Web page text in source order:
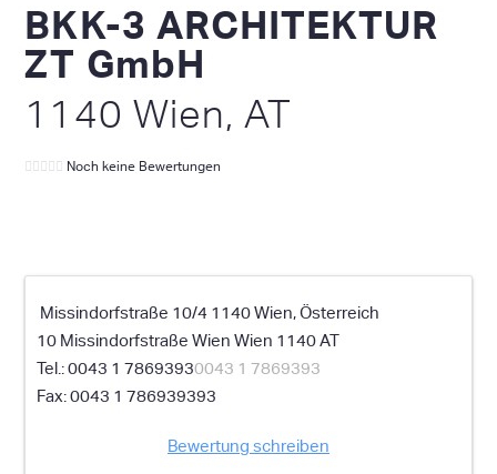
BKK-3 ARCHITEKTUR
ZT GmbH
1140 Wien, AT
Noch keine Bewertungen
Missindorfstraße 10/4 1140 Wien, Österreich
10 Missindorfstraße Wien Wien 1140 AT
0043 1 78693930043 1 7869393
0043 1 786939393
Bewertung schreiben